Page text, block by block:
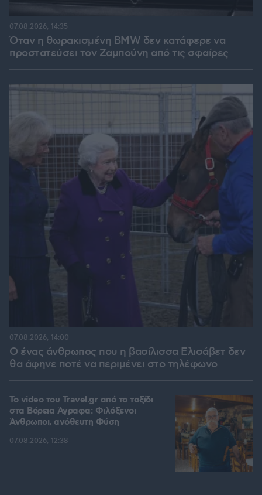
Όταν η θωρακισμένη BMW δεν κατάφερε να
προστατεύσει τον Ζαμπούνη από τις σφαίρες
07.08.2026, 14:35
Ο ένας άνθρωπος που η βασίλισσα Ελισάβετ δεν
θα άφηνε ποτέ να περιμένει στο τηλέφωνο
07.08.2026, 14:00
To video του Travel.gr από το ταξίδι
στα Βόρεια Άγραφα: Φιλόξενοι
Άνθρωποι, ανόθευτη Φύση
07.08.2026, 12:38